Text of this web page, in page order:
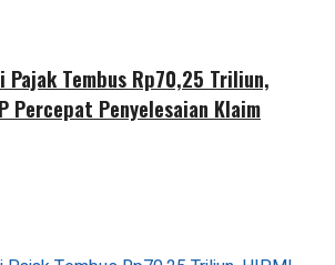
Tembus Rp70,25 Triliun,
Percepat Penyelesaian Klaim